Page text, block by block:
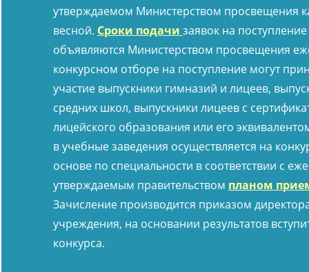
утверждаемом Министерством просвещения
весной. Сроки подачи заявок на поступление
объявляются Министерством просвещения
конкурсном отборе на поступление могут
участие выпускники гимназий и лицеев,
средних школ, выпускники лицеев с
лицейского образования или его
в учебные заведения осуществляется на
основе по специальности в соответствии с
утверждаемым правительством планом
Зачисление производится приказом
учреждения, на основании результатов
конкурса.